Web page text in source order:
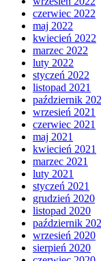
czerwiec 2022
maj 2022
kwiecień 2022
marzec 2022
luty 2022
styczeń 2022
listopad 2021
październik
wrzesień 2021
czerwiec 2021
maj 2021
kwiecień 2021
marzec 2021
luty 2021
styczeń 2021
grudzień 2020
listopad 2020
październik
wrzesień 2020
sierpień 2020